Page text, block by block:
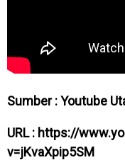
Sumber :Youtube
URL : https://
v=jKvaXpip5SM